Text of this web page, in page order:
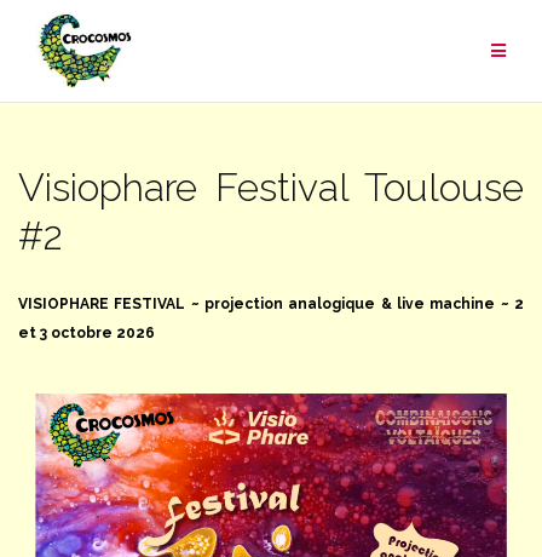
contenu
Visiophare Festival Toulouse
#2
VISIOPHARE FESTIVAL ~ projection analogique & live machine ~ 2
et 3 octobre 2026